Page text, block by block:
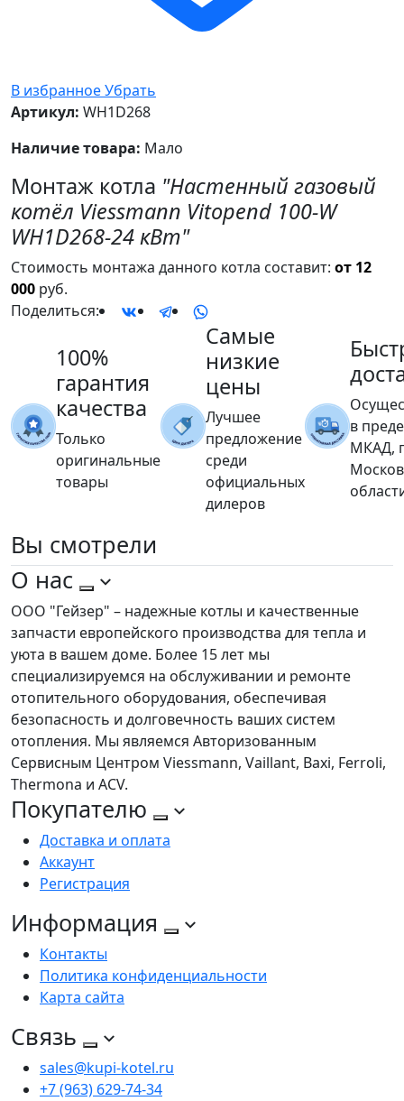
В избранноеУбрать
Артикул: WH1D268
Наличие товара: Мало
Монтаж котла "Настенный газовый
котёл Viessmann Vitopend 100-W
WH1D268-24 кВт"
Стоимость монтажа данного котла составит: от 12
000 руб.
Поделиться:
100%
гарантия
качества
Только
оригинальные
товары
Самые
низкие
цены
Лучшее
предложение
среди
официальных
дилеров
в
МКАД,
Вы смотрели
О нас
ООО "Гейзер" – надежные котлы и качественные
запчасти европейского производства для тепла и
уюта в вашем доме. Более 15 лет мы
специализируемся на обслуживании и ремонте
отопительного оборудования, обеспечивая
безопасность и долговечность ваших систем
отопления. Мы являемся Авторизованным
Сервисным Центром Viessmann, Vaillant, Baxi, Ferroli,
Thermona и ACV.
Покупателю
Доставка и оплата
Аккаунт
Регистрация
Информация
Контакты
Политика конфиденциальности
Карта сайта
Связь
sales@kupi-kotel.ru
+7 (963) 629-74-34